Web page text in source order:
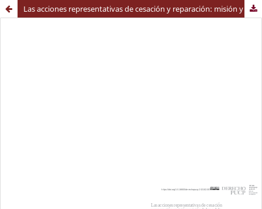
Las acciones representativas de cesación y reparación: misión y visión del modelo comunitario europeo